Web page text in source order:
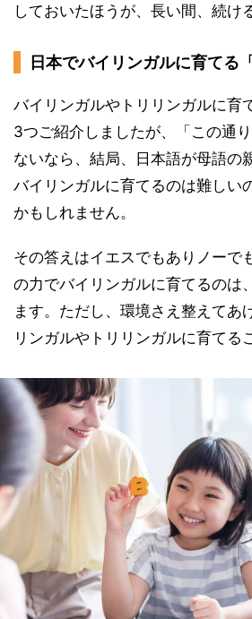
しておいたほうが、長い間、続け
日本でバイリンガルに育てる
バイリンガルやトリリンガルに育
3つご紹介しましたが、「この通
ないなら、結局、日本語が母語の
バイリンガルに育てるのは難しい
かもしれません。
その答えはイエスでもありノーで
の力でバイリンガルに育てるのは
ます。ただし、環境さえ整えてあ
リンガルやトリリンガルに育てる